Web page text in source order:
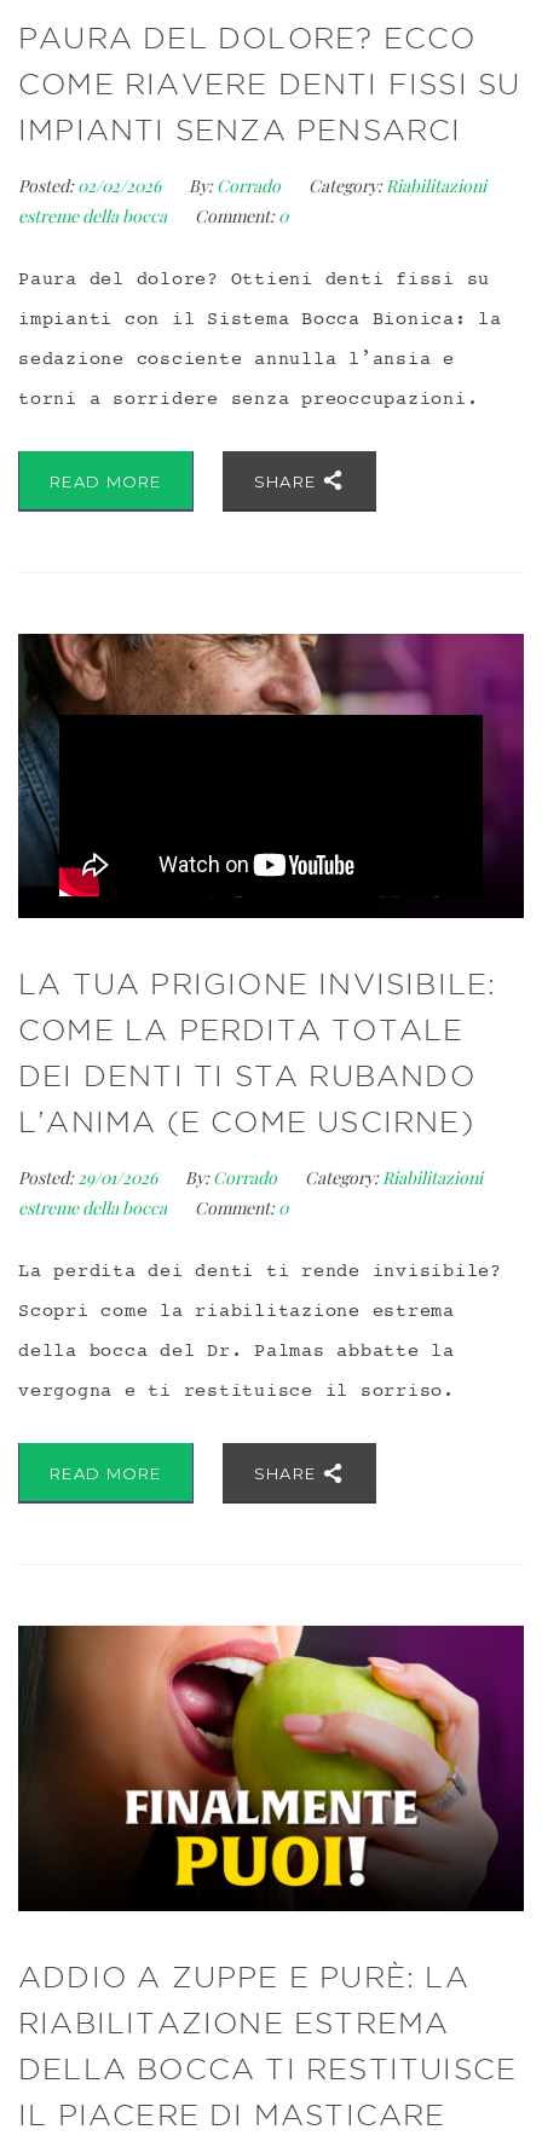
PAURA DEL DOLORE? ECCO
COME RIAVERE DENTI FISSI SU
IMPIANTI SENZA PENSARCI
Posted: 02/02/2026 By: Corrado Category: Riabilitazioni
estreme della bocca
Comment:0
Paura del dolore? Ottieni denti fissi su
impianti con il Sistema Bocca Bionica: la
sedazione cosciente annulla l’ansia e
torni a sorridere senza preoccupazioni.
READ MORE SHARE
LA TUA PRIGIONE INVISIBILE:
COME LA PERDITA TOTALE
DEI DENTI TI STA RUBANDO
L’ANIMA (E COME USCIRNE)
Posted: 29/01/2026 By: Corrado Category:Riabilitazioni
estreme della bocca
Comment:0
La perdita dei denti ti rende invisibile?
Scopri come la riabilitazione estrema
della bocca del Dr. Palmas abbatte la
vergogna e ti restituisce il sorriso.
READ MORE SHARE
ADDIO A ZUPPE E PURÈ: LA
RIABILITAZIONE ESTREMA
DELLA BOCCA TI RESTITUISCE
IL PIACERE DI MASTICARE